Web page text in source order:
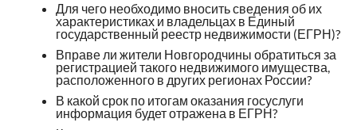
Для чего необходимо вносить сведения об их
характеристиках и владельцах в Единый
государственный реестр недвижимости (ЕГРН)?
Вправе ли жители Новгородчины обратиться за
регистрацией такого недвижимого имущества,
расположенного в других регионах России?
В какой срок по итогам оказания госуслуги
информация будет отражена в ЕГРН?